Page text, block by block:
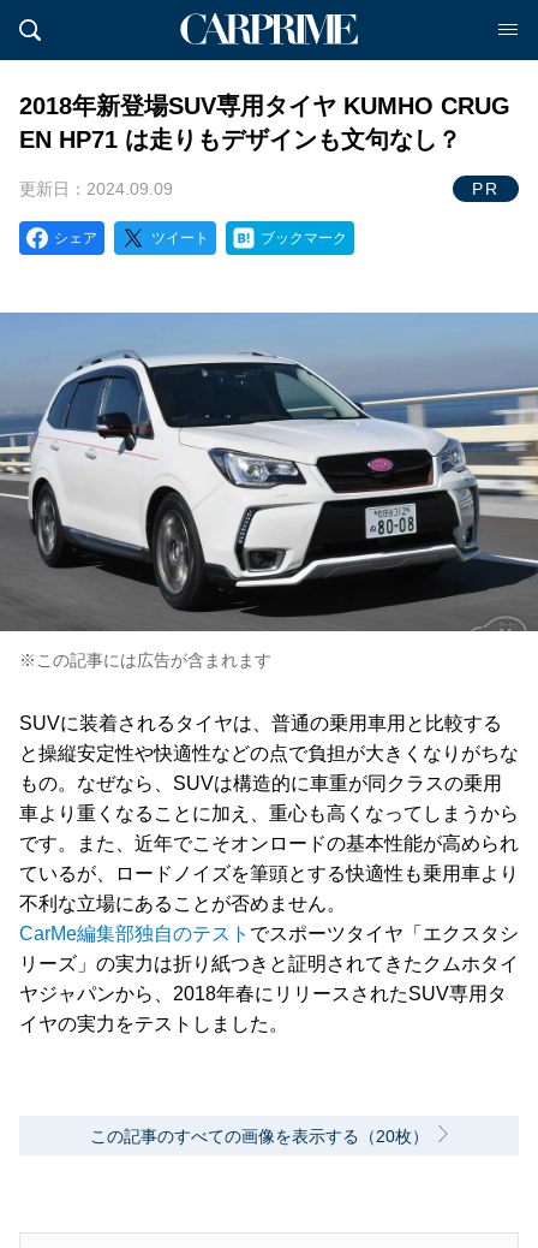
2018年新登場SUV専用タイヤ KUMHO CRUG
EN HP71 は走りもデザインも文句なし？
更新日：2024.09.09 PR
シェア ツイート ブックマーク
※この記事には広告が含まれます
SUVに装着されるタイヤは、普通の乗用車用と比較する
と操縦安定性や快適性などの点で負担が大きくなりがちな
もの。なぜなら、SUVは構造的に車重が同クラスの乗用
車より重くなることに加え、重心も高くなってしまうから
です。また、近年でこそオンロードの基本性能が高められ
ているが、ロードノイズを筆頭とする快適性も乗用車より
不利な立場にあることが否めません。
CarMe編集部独自のテスト でスポーツタイヤ「エクスタシ
リーズ」の実力は折り紙つきと証明されてきたクムホタイ
ヤジャパンから、2018年春にリリースされたSUV専用タ
イヤの実力をテストしました。
この記事のすべての画像を表示する（20枚）